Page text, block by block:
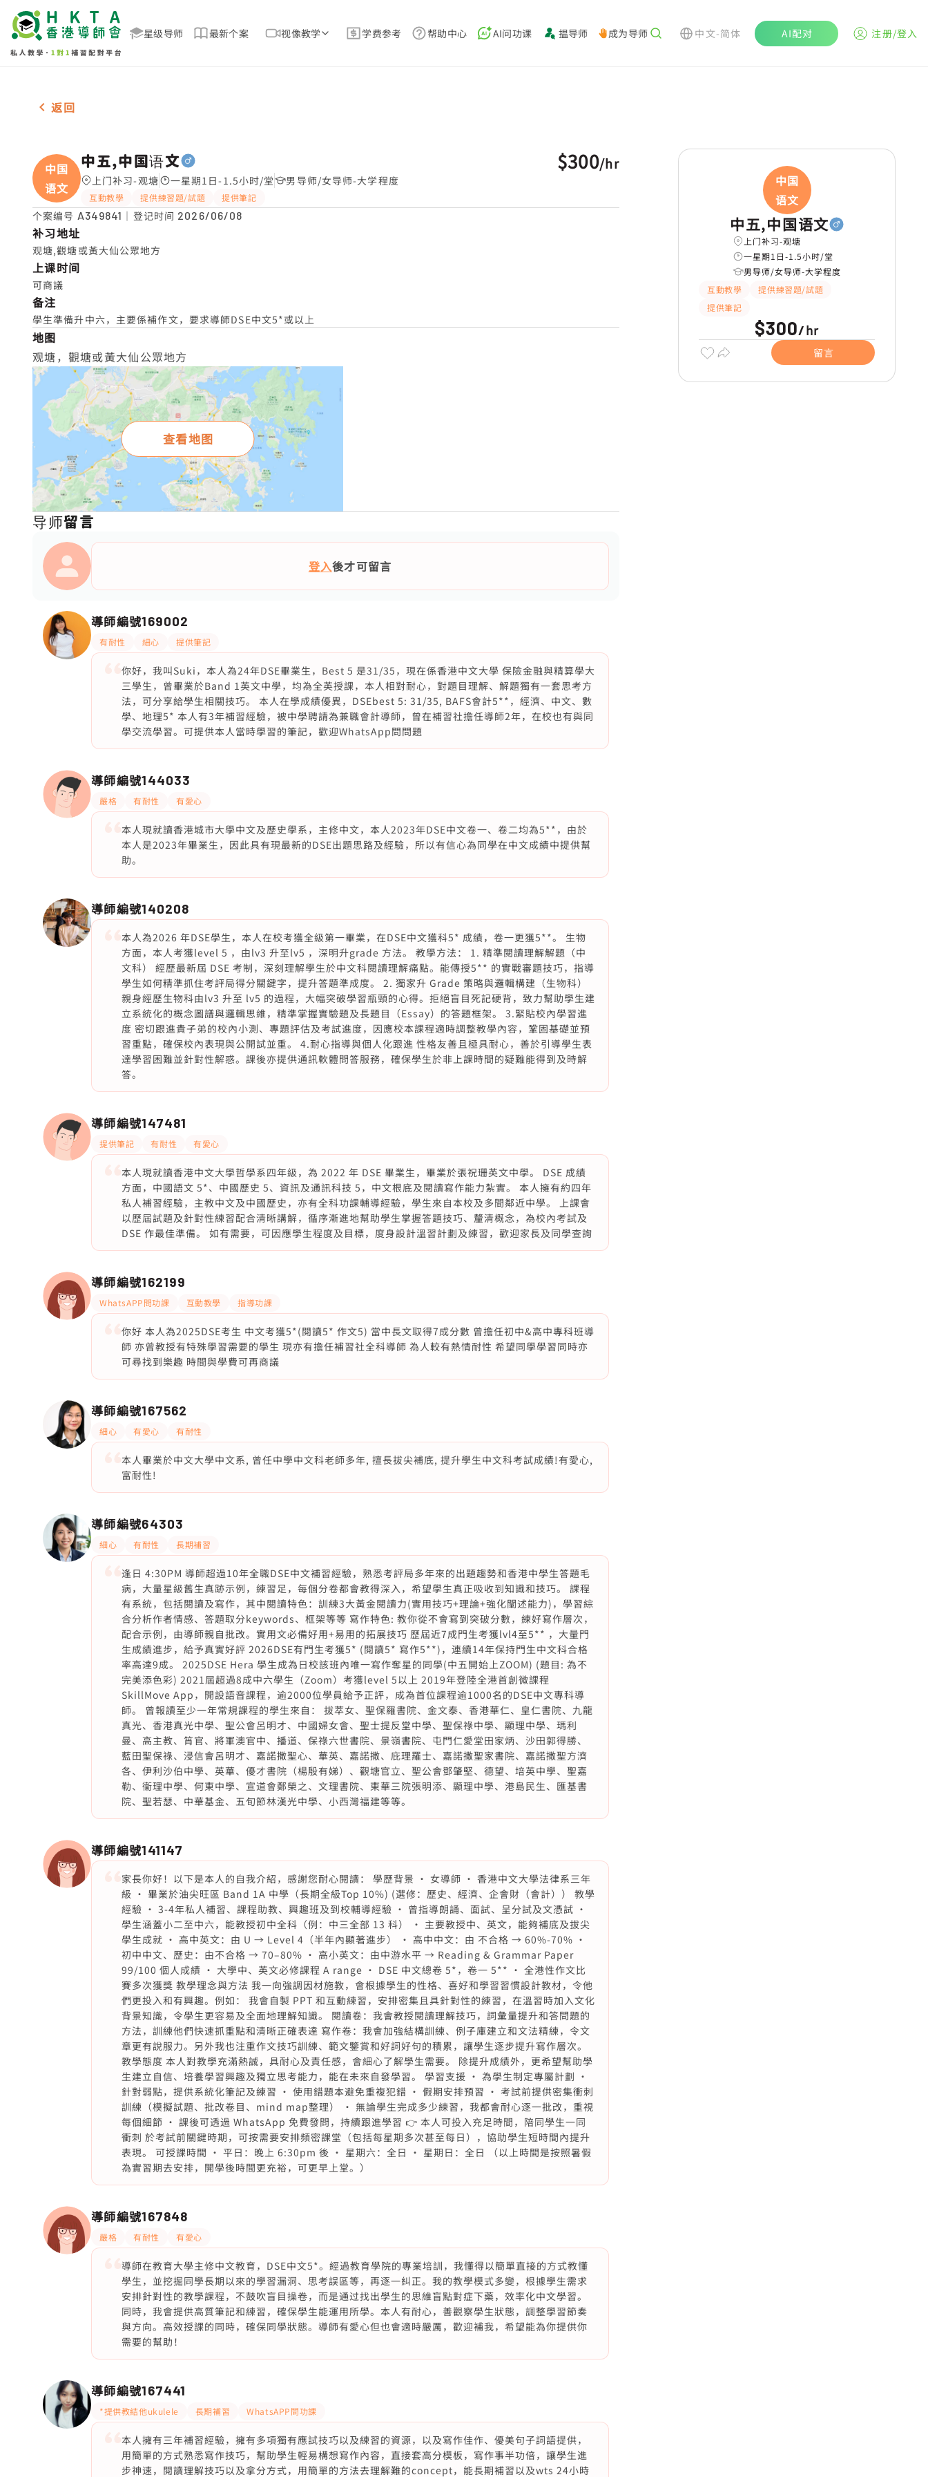
星级导师 最新个案 视像教学 学费参考 帮助中心 AI问功课 揾导师 成为导师 中文-简体 AI配对 注册/登入
男-1名 中五,中国语文，观塘 补习推介
返回
中国
语文
中五,中国语文
上门补习-观塘 一星期1日-1.5小时/堂 男导师/女导师-大学程度
互動教學 提供練習題/試題 提供筆記
$300/hr
个案编号 A349841 ｜登记时间 2026/06/08
补习地址
观塘,觀塘或黃大仙公眾地方
上课时间
可商議
备注
學生準備升中六，主要係補作文，要求導師DSE中文5*或以上
地图
观塘，觀塘或黃大仙公眾地方
查看地图
导师留言
登入後才可留言
導師編號169002
有耐性 細心 提供筆記
你好，我叫Suki，本人為24年DSE畢業生，Best 5 是31/35，現在係香港中文大學 保險金融與精算學大
三學生，曾畢業於Band 1英文中學，均為全英授課，本人相對耐心，對題目理解、解題獨有一套思考方
法，可分享給學生相關技巧。 本人在學成績優異，DSEbest 5: 31/35, BAFS會計5**，經濟、中文、數
學、地理5* 本人有3年補習經驗，被中學聘請為兼職會計導師，曾在補習社擔任導師2年，在校也有與同
學交流學習。可提供本人當時學習的筆記，歡迎WhatsApp問問題
導師編號144033
嚴格 有耐性 有愛心
本人現就讀香港城市大學中文及歷史學系，主修中文，本人2023年DSE中文卷一、卷二均為5**，由於
本人是2023年畢業生，因此具有現最新的DSE出題思路及經驗，所以有信心為同學在中文成績中提供幫
助。
導師編號140208
本人為2026 年DSE學生，本人在校考獲全級第一畢業，在DSE中文獲科5* 成績，卷一更獲5**。 生物
方面，本人考獲level 5 ，由lv3 升至lv5 ，深明升grade 方法。 教學方法： 1. 精準閱讀理解解題（中
文科） 經歷最新屆 DSE 考制，深刻理解學生於中文科閱讀理解痛點。能傳授5** 的實戰審題技巧，指導
學生如何精準抓住考評局得分關鍵字，提升答題準成度。 2. 獨家升 Grade 策略與邏輯構建（生物科）
親身經歷生物科由lv3 升至 lv5 的過程，大幅突破學習瓶頸的心得。拒絕盲目死記硬背，致力幫助學生建
立系統化的概念圖譜與邏輯思維，精準掌握實驗題及長題目（Essay）的答題框架。 3.緊貼校內學習進
度 密切跟進貴子弟的校內小測、專題評估及考試進度，因應校本課程適時調整教學內容，鞏固基礎並預
習重點，確保校內表現與公開試並重。 4.耐心指導與個人化跟進 性格友善且極具耐心，善於引導學生表
達學習困難並針對性解惑。課後亦提供通訊軟體問答服務，確保學生於非上課時間的疑難能得到及時解
答。
導師編號147481
提供筆記 有耐性 有愛心
本人現就讀香港中文大學哲學系四年級，為 2022 年 DSE 畢業生，畢業於張祝珊英文中學。 DSE 成績
方面，中國語文 5*、中國歷史 5、資訊及通訊科技 5，中文根底及閱讀寫作能力紮實。 本人擁有約四年
私人補習經驗，主教中文及中國歷史，亦有全科功課輔導經驗，學生來自本校及多間鄰近中學。 上課會
以歷屆試題及針對性練習配合清晰講解，循序漸進地幫助學生掌握答題技巧、釐清概念，為校內考試及
DSE 作最佳準備。 如有需要，可因應學生程度及目標，度身設計溫習計劃及練習，歡迎家長及同學查詢
導師編號162199
WhatsAPP問功課 互動教學 指導功課
你好 本人為2025DSE考生 中文考獲5*(閱讀5* 作文5) 當中長文取得7成分數 曾擔任初中&高中專科班導
師 亦曾教授有特殊學習需要的學生 現亦有擔任補習社全科導師 為人較有熱情耐性 希望同學學習同時亦
可尋找到樂趣 時間與學費可再商議
導師編號167562
細心 有愛心 有耐性
本人畢業於中文大學中文系, 曾任中學中文科老師多年, 擅長拔尖補底, 提升學生中文科考試成績!有愛心,
富耐性!
導師編號64303
細心 有耐性 長期補習
逢日 4:30PM 導師超過10年全職DSE中文補習經驗，熟悉考評局多年來的出題趨勢和香港中學生答題毛
病，大量星級舊生真跡示例，練習足，每個分卷都會教得深入，希望學生真正吸收到知識和技巧。 課程
有系統，包括閱讀及寫作，其中閱讀特色：訓練3大黃金閱讀力(實用技巧+理論+強化闡述能力)，學習綜
合分析作者情感、答題取分keywords、框架等等 寫作特色: 教你從不會寫到突破分數，練好寫作層次，
配合示例，由導師親自批改。實用文必備好用+易用的拓展技巧 歷屆近7成門生考獲lvl4至5** ，大量門
生成績進步，給予真實好評 2026DSE有門生考獲5* (閱讀5* 寫作5**)，連續14年保持門生中文科合格
率高達9成。 2025DSE Hera 學生成為日校該班內唯一寫作奪星的同學(中五開始上ZOOM) (題目: 為不
完美添色彩) 2021屆超過8成中六學生（Zoom）考獲level 5以上 2019年登陸全港首創微課程
SkillMove App，開設語音課程，逾2000位學員給予正評，成為首位課程逾1000名的DSE中文專科導
師。 曾報讀至少一年常規課程的學生來自： 拔萃女、聖保羅書院、金文泰、香港華仁、皇仁書院、九龍
真光、香港真光中學、聖公會呂明才、中國婦女會、聖士提反堂中學、聖保祿中學、顯理中學、瑪利
曼、高主教、筲官、將軍澳官中、播道、保祿六世書院、景嶺書院、屯門仁愛堂田家炳、沙田郭得勝、
藍田聖保祿、浸信會呂明才、嘉諾撒聖心、華英、嘉諾撒、庇理羅士、嘉諾撒聖家書院、嘉諾撒聖方濟
各、伊利沙伯中學、英華、優才書院（楊殷有娣）、觀塘官立、聖公會鄧肇堅、德望、培英中學、聖嘉
勒、衞理中學、何東中學、宣道會鄭榮之、文理書院、東華三院張明添、顯理中學、港島民生、匯基書
院、聖若瑟、中華基金、五旬節林漢光中學、小西灣福建等等。
導師編號141147
家長你好！以下是本人的自我介紹，感謝您耐心閱讀： 學歷背景 • 女導師 • 香港中文大學法律系三年
級 • 畢業於油尖旺區 Band 1A 中學（長期全級Top 10%) (選修：歷史、經濟、企會財（會計）） 教學
經驗 • 3-4年私人補習、課程助教、興趣班及到校輔導經驗 • 曾指導朗誦、面試、呈分試及文憑試 •
學生涵蓋小二至中六，能教授初中全科（例：中三全部 13 科） • 主要教授中、英文，能夠補底及拔尖
學生成就 • 高中英文：由 U → Level 4（半年內顯著進步） • 高中中文：由 不合格 → 60%-70% •
初中中文、歷史：由不合格 → 70–80% • 高小英文：由中游水平 → Reading & Grammar Paper
99/100 個人成績 • 大學中、英文必修課程 A range • DSE 中文總卷 5*，卷一 5** • 全港性作文比
賽多次獲獎 教學理念與方法 我一向強調因材施教，會根據學生的性格、喜好和學習習慣設計教材，令他
們更投入和有興趣。例如： 我會自製 PPT 和互動練習，安排密集且具針對性的練習，在溫習時加入文化
背景知識，令學生更容易及全面地理解知識。 閱讀卷：我會教授閱讀理解技巧，詞彙量提升和答問題的
方法，訓練他們快速抓重點和清晰正確表達 寫作卷：我會加強結構訓練、例子庫建立和文法精練，令文
章更有說服力。另外我也注重作文技巧訓練、範文鑒賞和好詞好句的積累，讓學生逐步提升寫作層次。
教學態度 本人對教學充滿熱誠，具耐心及責任感，會細心了解學生需要。 除提升成績外，更希望幫助學
生建立自信、培養學習興趣及獨立思考能力，能在未來自發學習。 學習支援 • 為學生制定專屬計劃 •
針對弱點，提供系統化筆記及練習 • 使用錯題本避免重複犯錯 • 假期安排預習 • 考試前提供密集衝刺
訓練（模擬試題、批改卷目、mind map整理） • 無論學生完成多少練習，我都會耐心逐一批改，重視
每個細節 • 課後可透過 WhatsApp 免費發問，持續跟進學習 👉 本人可投入充足時間，陪同學生一同
衝刺 於考試前關鍵時期，可按需要安排頻密課堂（包括每星期多次甚至每日），協助學生短時間內提升
表現。 可授課時間 • 平日：晚上 6:30pm 後 • 星期六：全日 • 星期日：全日 （以上時間是按照暑假
為實習期去安排，開學後時間更充裕，可更早上堂。）
導師編號167848
嚴格 有耐性 有愛心
導師在教育大學主修中文教育，DSE中文5*。經過教育學院的專業培訓，我懂得以簡單直接的方式教懂
學生，並挖掘同學長期以來的學習漏洞、思考誤區等，再逐一糾正。我的教學模式多變，根據學生需求
安排針對性的教學課程，不鼓吹盲目操卷，而是通过找出學生的思維盲點對症下藥，效率化中文學習。
同時，我會提供高質筆記和練習，確保學生能運用所學。本人有耐心，善觀察學生狀態，調整學習節奏
與方向。高效授課的同時，確保同學狀態。導師有愛心但也會適時嚴厲，歡迎補我，希望能為你提供你
需要的幫助！
導師編號167441
*提供教結他ukulele 長期補習 WhatsAPP問功課
本人擁有三年補習經驗，擁有多項獨有應試技巧以及練習的資源，以及寫作佳作、優美句子詞語提供，
用簡單的方式熟悉寫作技巧，幫助學生輕易構想寫作內容，直接套高分模板，寫作事半功倍，讓學生進
步神速，閱讀理解技巧以及拿分方式，用簡單的方法去理解難的concept，能長期補習以及wts 24小時
中国
语文
中五,中国语文
上门补习-观塘
一星期1日-1.5小时/堂
男导师/女导师-大学程度
互動教學
提供練習題/試題
提供筆記
$300/hr
留言